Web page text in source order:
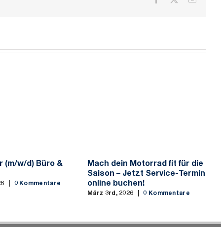
(m/w/d) Büro &
0 Kommentare
Mach dein Motorrad fit für die
Saison – Jetzt Service-Termin
online buchen!
März 3rd, 2026 0 Kommentare